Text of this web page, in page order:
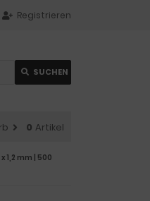
Registrieren
SUCHEN
0 Artikel
1,2 mm | 500